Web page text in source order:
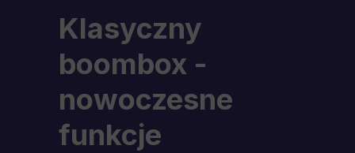
Klasyczny
boombox -
nowoczesne
funkcje